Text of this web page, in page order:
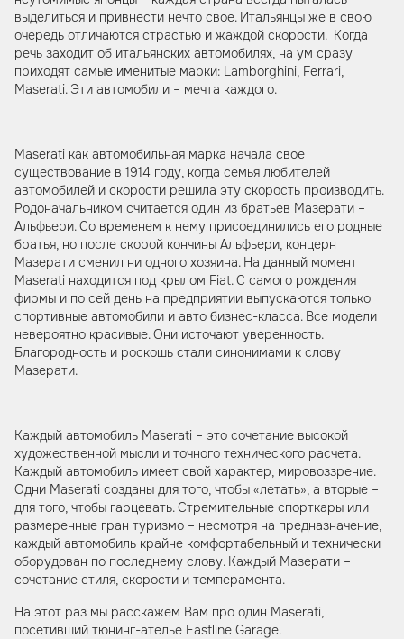
выделиться и привнести нечто свое. Итальянцы же в свою
очередь отличаются страстью и жаждой скорости. Когда
речь заходит об итальянских автомобилях, на ум сразу
приходят самые именитые марки: Lamborghini, Ferrari,
Maserati. Эти автомобили – мечта каждого.
Maserati как автомобильная марка начала свое
существование в 1914 году, когда семья любителей
автомобилей и скорости решила эту скорость производить.
Родоначальником считается один из братьев Мазерати –
Альфьери. Со временем к нему присоединились его родные
братья, но после скорой кончины Альфьери, концерн
Мазерати сменил ни одного хозяина. На данный момент
Maserati находится под крылом Fiat. С самого рождения
фирмы и по сей день на предприятии выпускаются только
спортивные автомобили и авто бизнес-класса. Все модели
невероятно красивые. Они источают уверенность.
Благородность и роскошь стали синонимами к слову
Мазерати.
Каждый автомобиль Maserati – это сочетание высокой
художественной мысли и точного технического расчета.
Каждый автомобиль имеет свой характер, мировоззрение.
Одни Maserati созданы для того, чтобы «летать», а вторые –
для того, чтобы гарцевать. Стремительные спорткары или
размеренные гран туризмо – несмотря на предназначение,
каждый автомобиль крайне комфортабельный и технически
оборудован по последнему слову. Каждый Мазерати –
сочетание стиля, скорости и темперамента.
На этот раз мы расскажем Вам про один Maserati,
посетивший тюнинг-ателье Eastline Garage.